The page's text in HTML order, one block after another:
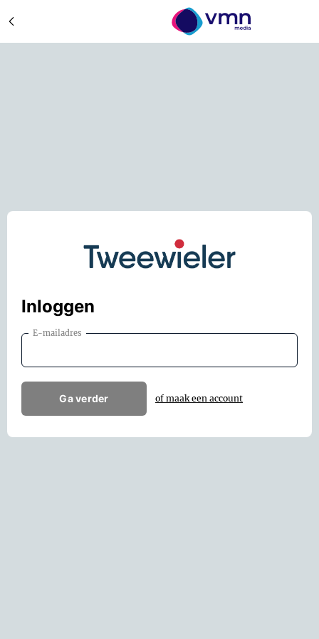
Inloggen
E-mailadres
Ga verder of maak een account